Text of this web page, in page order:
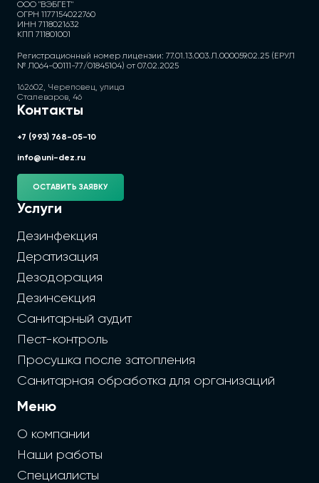
ООО "ВЭБГЕТ"
ОГРН 1177154022760
ИНН 7118021632
КПП 711801001
Регистрационный номер лицензии: 77.01.13.003.Л.000059.02.25 (ЕРУЛ
№ Л064-00111-77/01845104) от 07.02.2025
162602, Череповец, улица
Сталеваров, 46
Контакты
+7 (993) 768-05-10
info@uni-dez.ru
ОСТАВИТЬ ЗАЯВКУ
Услуги
Дезинфекция
Дератизация
Дезодорация
Дезинсекция
Санитарный аудит
Пест-контроль
Просушка после затопления
Санитарная обработка для организаций
Меню
О компании
Наши работы
Специалисты